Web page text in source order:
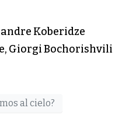
Koberidze
Giorgi Bochorishvili
al cielo?